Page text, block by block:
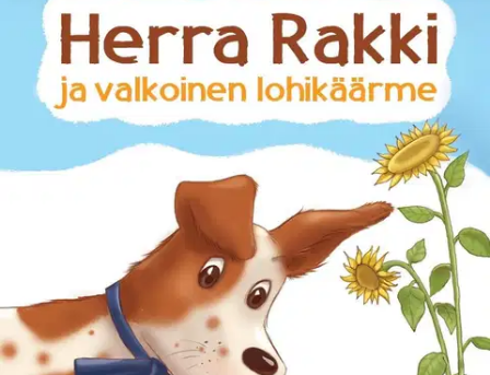
Ei saatavilla
Tuotekuvaus
Herra Rakki ja valkoinen lohikäärme on 16 hauskan (uni)tarinan
kokoelma. Kirjan tarinoiden kautta lapset voivat saada selville
monenlaisia salaisuuksia elämästä itsestään. Kirjasta selviää
esimerkiksi se, mitä tontut tekevät kesällä, missä ja miten karkkeja
valmistetaan, onko isiä olemassa, mistä isoisät haaveilevat ja
millaista on paitojen ja mekkojen elämä. Kirjan kuvituksien avulla
pääset todella uppoutumaan tarinoiden maailmaan.Kirjan lopusta
löydät värityskuvan herra Rakista ja lentävästä autostaan. Kirjan
sivuilla tutustut herra Rakkiin ja saat selville, miten hän liittyy
valkoiseen lohikäärmeeseen.